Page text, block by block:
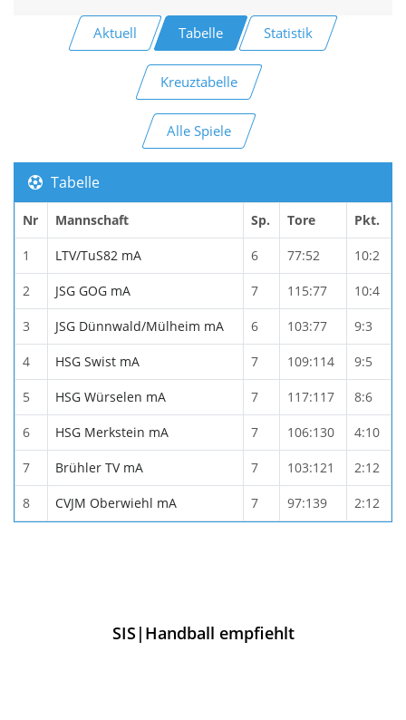
Aktuell Tabelle Statistik
Kreuztabelle
Alle Spiele
Tabelle
Nr Mannschaft Sp. Tore Pkt.
1 LTV/TuS82 mA 6 77:52 10:2
2 JSG GOG mA 7 115:77 10:4
3 JSG Dünnwald/Mülheim mA 6 103:77 9:3
4 HSG Swist mA 7 109:114 9:5
5 HSG Würselen mA 7 117:117 8:6
6 HSG Merkstein mA 7 106:130 4:10
7 Brühler TV mA 7 103:121 2:12
8 CVJM Oberwiehl mA 7 97:139 2:12
SIS|Handball empfiehlt